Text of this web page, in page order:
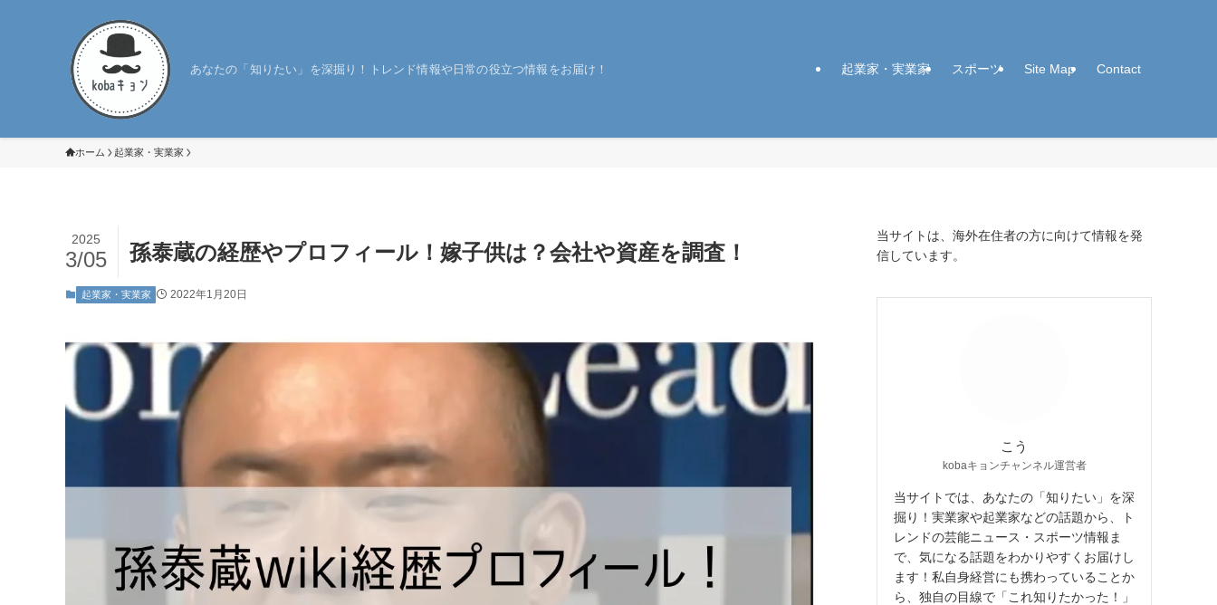
あなたの「知りたい」を深掘り！トレンド情報や日常の役立つ情報をお届け！ 起業家・実業家 スポーツ Site Map Contact
ホーム 起業家・実業家
孫泰蔵の経歴やプロフィール！嫁子供は？会社や資産を調査！
2025
3/05
起業家・実業家 2022年1月20日
当サイトは、海外在住者の方に向けて情報を発
信しています。
こう
kobaキョンチャンネル運営者
当サイトでは、あなたの「知りたい」を深
掘り！実業家や起業家などの話題から、ト
レンドの芸能ニュース・スポーツ情報ま
で、気になる話題をわかりやすくお届けし
ます！私自身経営にも携わっていることか
ら、独自の目線で「これ知りたかった！」